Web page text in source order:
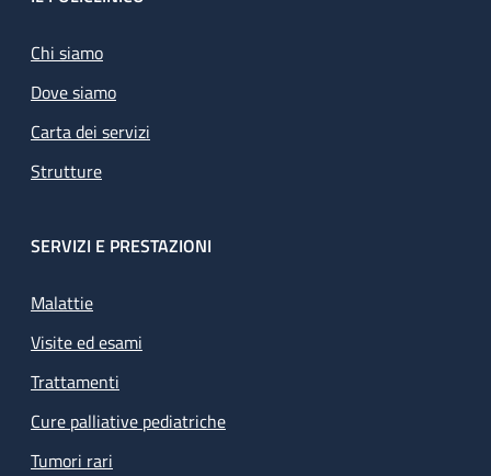
Chi siamo
Dove siamo
Carta dei servizi
Strutture
SERVIZI E PRESTAZIONI
Malattie
Visite ed esami
Trattamenti
Cure palliative pediatriche
Tumori rari